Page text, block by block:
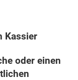
Kassier
oder einen